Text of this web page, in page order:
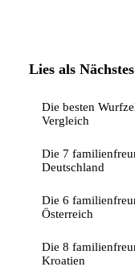
Lies als Nächstes
Die besten
Vergleich
Die 7
Deutschland
Die 6
Österreich
Die 8
Kroatien